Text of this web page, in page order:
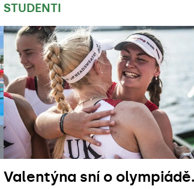
STUDENTI
Valentýna sní o olympiádě.